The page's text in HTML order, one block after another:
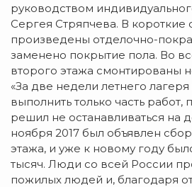
руководством
Сергея Стряпчева. В короткие
произведены отделочно-
заменено покрытие пола. Во
второго этажа смонтированы
«За две недели летнего
выполнить только часть работ,
решил не останавливаться на
ноября 2017 был объявлен
этажа, и уже к новому году
тысяч. Люди со всей России
пожилых людей и, благодаря